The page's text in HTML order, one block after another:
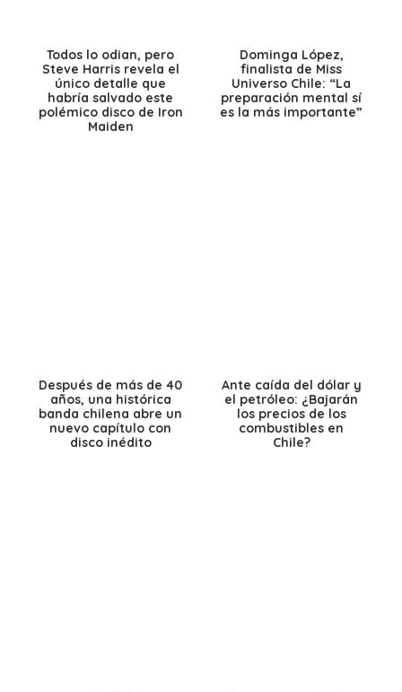
Todos lo odian, pero
Steve Harris revela el
único detalle que
habría salvado este
polémico disco de Iron
Maiden
Dominga López,
finalista de Miss
Universo Chile: “La
preparación mental sí
es la más importante”
Después de más de 40
años, una histórica
banda chilena abre un
nuevo capítulo con
disco inédito
Ante caída del dólar y
el petróleo: ¿Bajarán
los precios de los
combustibles en
Chile?